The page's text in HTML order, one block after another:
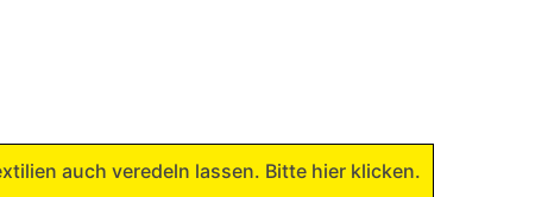
auch veredeln lassen. Bitte hier klicken.